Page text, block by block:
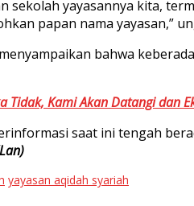
yayasannya kita,
papan nama yayasan,”
bahwa
Tidak, Kami Akan Datangi dan
saat ini tengah
yayasan aqidah syariah